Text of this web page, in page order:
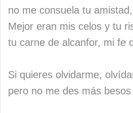
no me consuela tu
Mejor eran mis celos y tu
tu carne de alcanfor, mi fe
Si quieres olvidarme,
pero no me des más